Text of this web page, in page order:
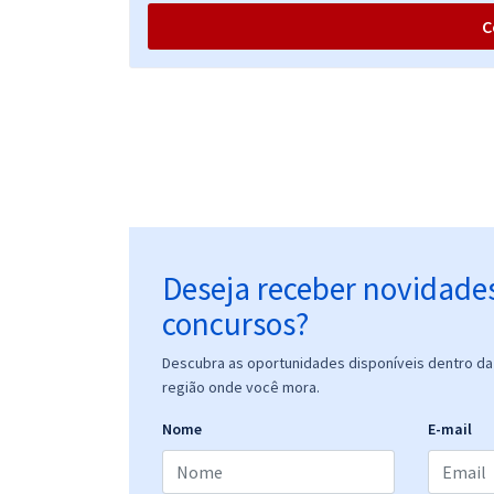
Treinamento Intensivo para PC BA - Delegado de
Polícia (Pós-Edital)
Deseja receber
concursos?
Descubra as oportunidades disponíveis dentro
região onde você mora.
Nome E-mail